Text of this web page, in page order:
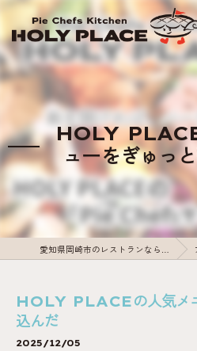
HOLY
ューをぎゅっ
愛知県岡崎市のレストランならPie Chefs Kitchen HOLY PLACE
HOLY PLACEの人気メ
込んだ
2025/12/05